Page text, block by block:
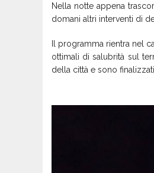
Nella notte appena
domani altri interventi di
Il programma rientra nel
ottimali di salubrità sul
della città e sono